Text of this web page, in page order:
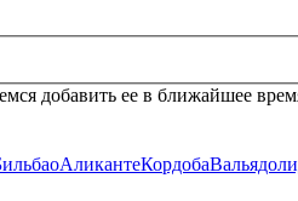
добавить ее в ближайшее
АликантеКордоба